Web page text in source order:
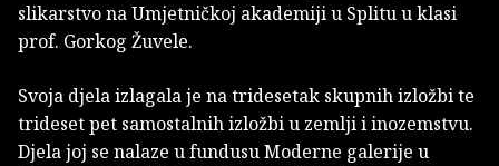
slikarstvo na Umjetničkoj akademiji u Splitu u klasi
prof. Gorkog Žuvele.
Svoja djela izlagala je na tridesetak skupnih izložbi te
trideset pet samostalnih izložbi u zemlji i inozemstvu.
Djela joj se nalaze u fundusu Moderne galerije u